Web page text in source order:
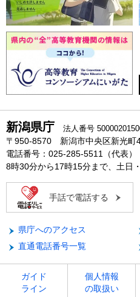
新潟県庁 法人番号
〒950-8570 新潟市中央区新光町
電話番号：025-285-5511（代表）
8時30分から17時15分まで、土日
手話で電話する
県庁へのアクセス
直通電話番号一覧
ガイド
ライン
個人情報
の取扱い